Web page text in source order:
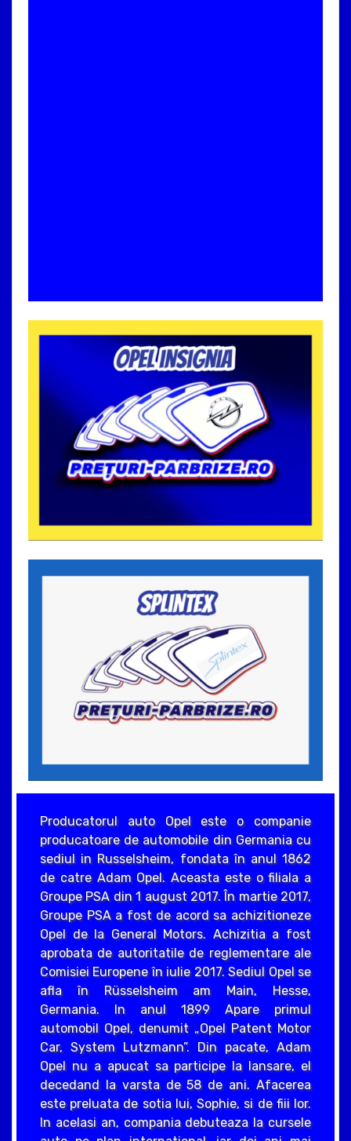
Producatorul auto Opel este o companie
producatoare de automobile din Germania cu
sediul in Russelsheim, fondata în anul 1862
de catre Adam Opel. Aceasta este o filiala a
Groupe PSA din 1 august 2017. În martie 2017,
Groupe PSA a fost de acord sa achizitioneze
Opel de la General Motors. Achizitia a fost
aprobata de autoritatile de reglementare ale
Comisiei Europene în iulie 2017. Sediul Opel se
afla în Rüsselsheim am Main, Hesse,
Germania. In anul 1899 Apare primul
automobil Opel, denumit „Opel Patent Motor
Car, System Lutzmann”. Din pacate, Adam
Opel nu a apucat sa participe la lansare, el
decedand la varsta de 58 de ani. Afacerea
este preluata de sotia lui, Sophie, si de fiii lor.
In acelasi an, compania debuteaza la cursele